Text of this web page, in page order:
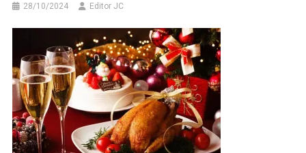
28/10/2024 Editor JC